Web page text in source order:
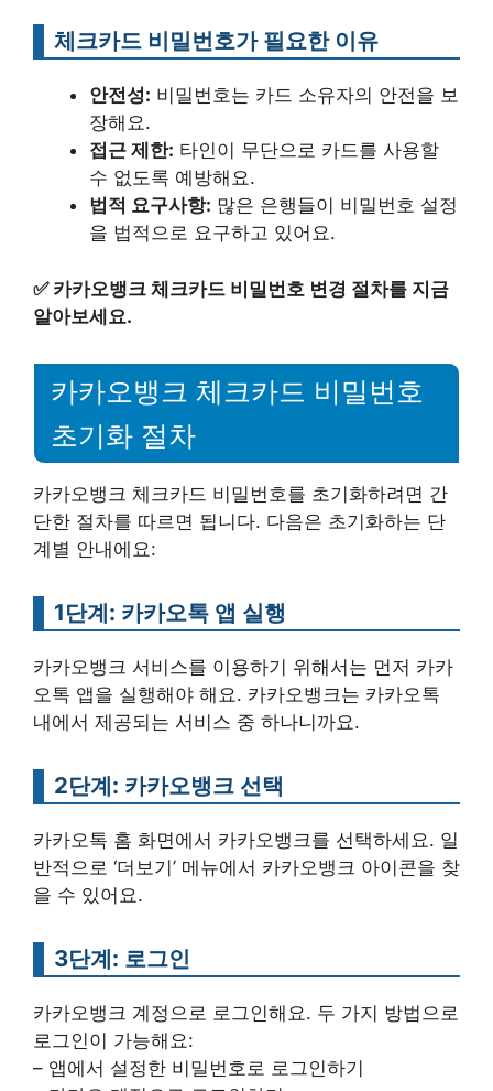
체크카드 비밀번호가 필요한 이유
안전성: 비밀번호는 카드 소유자의 안전을 보
장해요.
접근 제한: 타인이 무단으로 카드를 사용할
수 없도록 예방해요.
법적 요구사항: 많은 은행들이 비밀번호 설정
을 법적으로 요구하고 있어요.
✅ 카카오뱅크 체크카드 비밀번호 변경 절차를 지금
알아보세요.
카카오뱅크 체크카드 비밀번호
초기화 절차
카카오뱅크 체크카드 비밀번호를 초기화하려면 간
단한 절차를 따르면 됩니다. 다음은 초기화하는 단
계별 안내에요:
1단계: 카카오톡 앱 실행
카카오뱅크 서비스를 이용하기 위해서는 먼저 카카
오톡 앱을 실행해야 해요. 카카오뱅크는 카카오톡
내에서 제공되는 서비스 중 하나니까요.
2단계: 카카오뱅크 선택
카카오톡 홈 화면에서 카카오뱅크를 선택하세요. 일
반적으로 ‘더보기’ 메뉴에서 카카오뱅크 아이콘을 찾
을 수 있어요.
3단계: 로그인
카카오뱅크 계정으로 로그인해요. 두 가지 방법으로
로그인이 가능해요:
– 앱에서 설정한 비밀번호로 로그인하기